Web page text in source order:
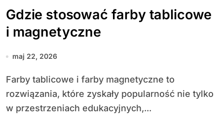
Gdzie stosować farby tablicowe
i magnetyczne
maj 22, 2026
Farby tablicowe i farby magnetyczne to
rozwiązania, które zyskały popularność nie tylko
w przestrzeniach edukacyjnych,...